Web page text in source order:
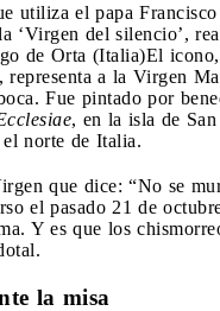
utiliza el papa Francisco
‘Virgen del silencio’,
de Orta (Italia)El
representa a la Virgen
Fue pintado por
, en la isla de
norte de Italia.
que dice: “No se
el pasado 21 de
Y es que los
la misa